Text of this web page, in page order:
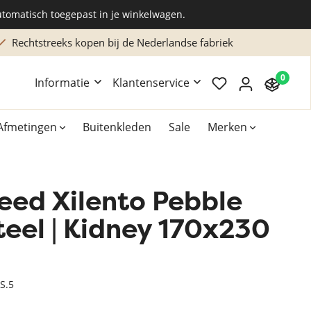
toegepast in je winkelwagen.
Rechtstreeks kopen bij de Nederlandse fabriek
Informatie Klantenservice 0
Buitenkleden Sale Merken
Overig
Accessoires
Xilento vloerkleden
Xilento Pebble
| Kidney 170x230